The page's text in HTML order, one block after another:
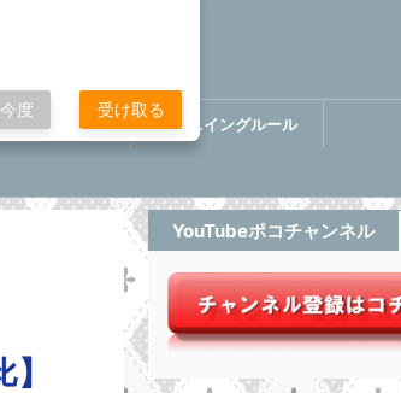
カルマスター講 ぷちスイングルール
トレード】
YouTubeポコチャンネル
度 受け取る